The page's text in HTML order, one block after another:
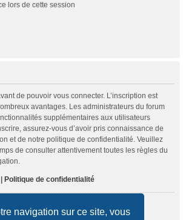
navigation sur ce site, vous
lors de cette session
de pouvoir vous connecter. L’inscription est
avantages. Les administrateurs du forum
supplémentaires aux utilisateurs
assurez-vous d’avoir pris connaissance de
et de notre politique de confidentialité. Veuillez
de consulter attentivement toutes les règles du
| Politique de confidentialité